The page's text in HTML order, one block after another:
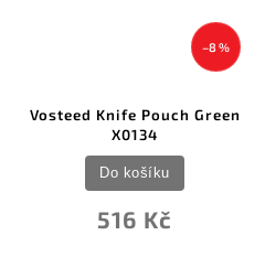
–8 %
Vosteed Knife Pouch Green
X0134
516 Kč
Do košíku